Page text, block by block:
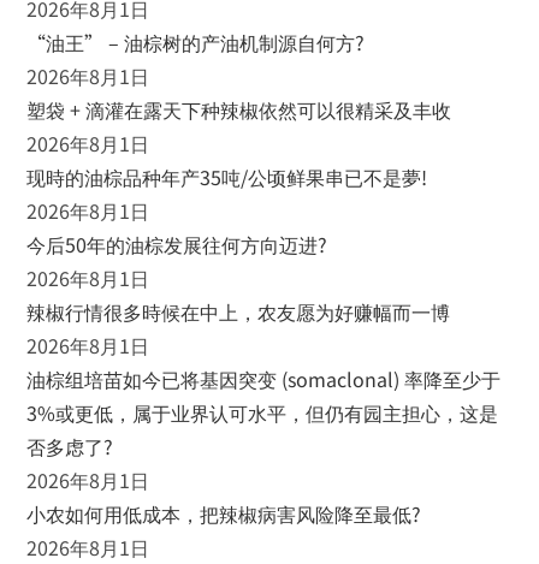
2026年8月1日
“油王” – 油棕树的产油机制源自何方?
2026年8月1日
塑袋 + 滴灌在露天下种辣椒依然可以很精采及丰收
2026年8月1日
现時的油棕品种年产35吨/公顷鲜果串已不是夢!
2026年8月1日
今后50年的油棕发展往何方向迈进?
2026年8月1日
辣椒行情很多時候在中上，农友愿为好赚幅而一博
2026年8月1日
油棕组培苗如今已将基因突变 (somaclonal) 率降至少于
3%或更低，属于业界认可水平，但仍有园主担心，这是
否多虑了?
2026年8月1日
小农如何用低成本，把辣椒病害风险降至最低?
2026年8月1日